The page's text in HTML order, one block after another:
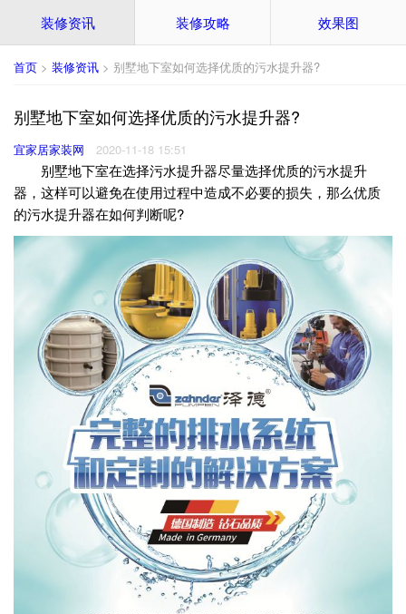
装修资讯 装修攻略 效果图
首页 > 装修资讯 > 别墅地下室如何选择优质的污水提升器?
别墅地下室如何选择优质的污水提升器?
宜家居家装网 2020-11-18 15:51
别墅地下室在选择污水提升器尽量选择优质的污水提升
器，这样可以避免在使用过程中造成不必要的损失，那么优质
的污水提升器在如何判断呢?